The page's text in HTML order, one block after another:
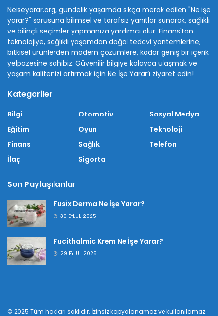
Neiseyarar.org, gündelik yaşamda sıkça merak edilen "Ne işe
yarar?" sorusuna bilimsel ve tarafsız yanıtlar sunarak, sağlıklı
ve bilinçli seçimler yapmanıza yardımcı olur. Finans'tan
teknolojiye, sağlıklı yaşamdan doğal tedavi yöntemlerine,
bitkisel ürünlerden modern çözümlere, kadar geniş bir içerik
yelpazesine sahibiz. Güvenilir bilgiye kolayca ulaşmak ve
yaşam kalitenizi artırmak için Ne İşe Yarar’ı ziyaret edin!
Kategoriler
Bilgi
Eğitim
Finans
İlaç
Otomotiv
Oyun
Sağlık
Sigorta
Sosyal Medya
Teknoloji
Telefon
Son Paylaşılanlar
Fusix Derma Ne İşe Yarar?
30 EYLÜL 2025
Fucithalmic Krem Ne İşe Yarar?
29 EYLÜL 2025
© 2025 Tüm hakları saklıdır. İzinsiz kopyalanamaz ve kullanılamaz.